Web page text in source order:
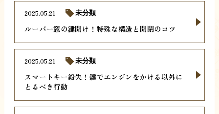
ルーバー窓の鍵開け！特殊な構造と開閉のコツ
2025.05.21 未分類
スマートキー紛失！鍵でエンジンをかける以外に
とるべき行動
2025.05.21 未分類